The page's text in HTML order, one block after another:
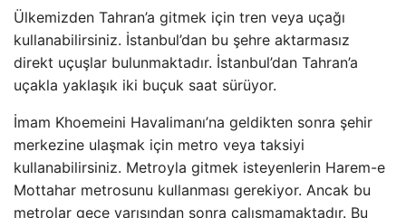
Ülkemizden Tahran’a gitmek için tren veya uçağı
kullanabilirsiniz. İstanbul’dan bu şehre aktarmasız
direkt uçuşlar bulunmaktadır. İstanbul’dan Tahran’a
uçakla yaklaşık iki buçuk saat sürüyor.
İmam Khoemeini Havalimanı’na geldikten sonra şehir
merkezine ulaşmak için metro veya taksiyi
kullanabilirsiniz. Metroyla gitmek isteyenlerin Harem-e
Mottahar metrosunu kullanması gerekiyor. Ancak bu
metrolar gece yarısından sonra çalışmamaktadır. Bu